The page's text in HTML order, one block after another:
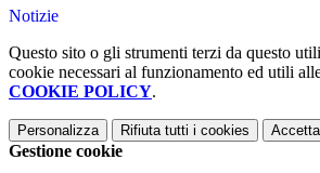
Notizie
Questo sito o gli strumenti terzi da questo
cookie necessari al funzionamento ed utili
COOKIE POLICY.
Personalizza Rifiuta tutti i cookies
Gestione cookie